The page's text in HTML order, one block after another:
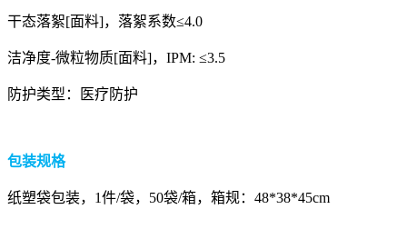
干态落絮[面料]，落絮系数≤4.0
洁净度-微粒物质[面料]，IPM: ≤3.5
防护类型：医疗防护
包装规格
纸塑袋包装，1件/袋，50袋/箱，箱规：48*38*45cm